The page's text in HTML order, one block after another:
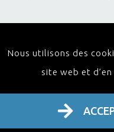
Nous utilisons des
site web et
richten op diverse
materialen en
innovatieve
producten als